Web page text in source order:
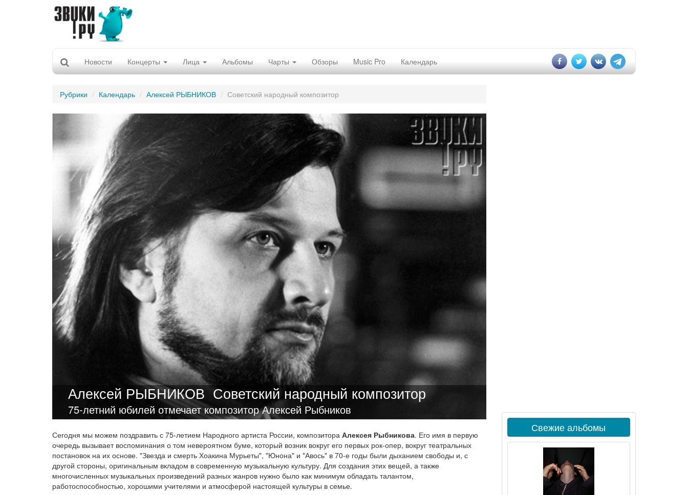
Новости Концерты Лица Альбомы Чарты Обзоры Music Pro Календарь
Рубрики Календарь Алексей РЫБНИКОВ Советский народный композитор
Алексей РЫБНИКОВ Советский народный композитор
75-летний юбилей отмечает композитор Алексей Рыбников
Сегодня мы можем поздравить с 75-летием Народного артиста России, композитора Алексея Рыбникова. Его имя в первую
очередь вызывает воспоминания о том невероятном буме, который возник вокруг его первых рок-опер, вокруг театральных
постановок на их основе. "Звезда и смерть Хоакина Мурьеты", "Юнона" и "Авось" в 70-е годы были дыханием свободы и, с
другой стороны, оригинальным вкладом в современную музыкальную культуру. Для создания этих вещей, а также
многочисленных музыкальных произведений разных жанров нужно было как минимум обладать талантом,
работоспособностью, хорошими учителями и атмосферой настоящей культуры в семье.
Свежие альбомы